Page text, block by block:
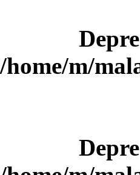
/home/m/